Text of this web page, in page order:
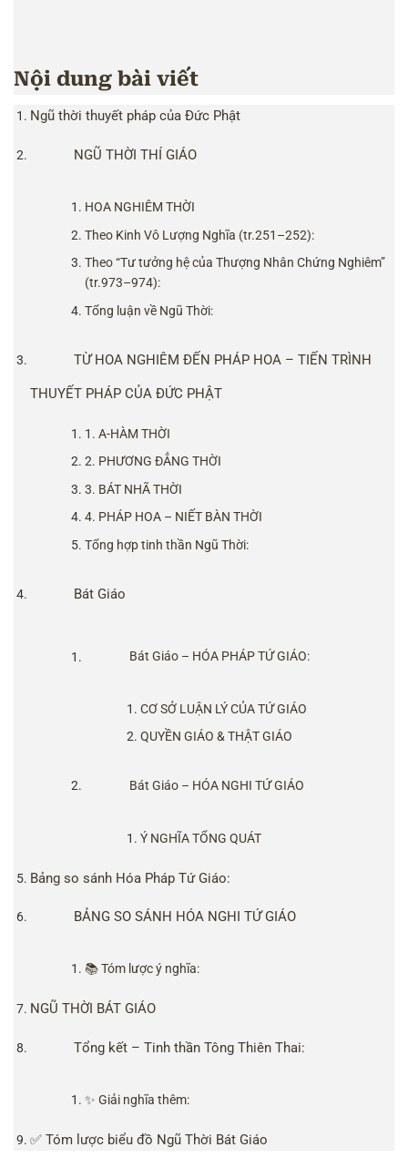
Nội dung bài viết
Ngũ thời thuyết pháp của Đức Phật
NGŨ THỜI THÍ GIÁO
HOA NGHIÊM THỜI
Theo Kinh Vô Lượng Nghĩa (tr.251–252):
Theo “Tư tưởng hệ của Thượng Nhân Chứng Nghiêm”
(tr.973–974):
Tổng luận về Ngũ Thời:
TỪ HOA NGHIÊM ĐẾN PHÁP HOA – TIẾN TRÌNH
THUYẾT PHÁP CỦA ĐỨC PHẬT
1. A-HÀM THỜI
2. PHƯƠNG ĐẲNG THỜI
3. BÁT NHÃ THỜI
4. PHÁP HOA – NIẾT BÀN THỜI
Tổng hợp tinh thần Ngũ Thời:
Bát Giáo
Bát Giáo – HÓA PHÁP TỨ GIÁO:
CƠ SỞ LUẬN LÝ CỦA TỨ GIÁO
QUYỀN GIÁO & THẬT GIÁO
Bát Giáo – HÓA NGHI TỨ GIÁO
Ý NGHĨA TỔNG QUÁT
Bảng so sánh Hóa Pháp Tứ Giáo:
BẢNG SO SÁNH HÓA NGHI TỨ GIÁO
📚 Tóm lược ý nghĩa:
NGŨ THỜI BÁT GIÁO
Tổng kết – Tinh thần Tông Thiên Thai:
✨ Giải nghĩa thêm:
✅ Tóm lược biểu đồ Ngũ Thời Bát Giáo